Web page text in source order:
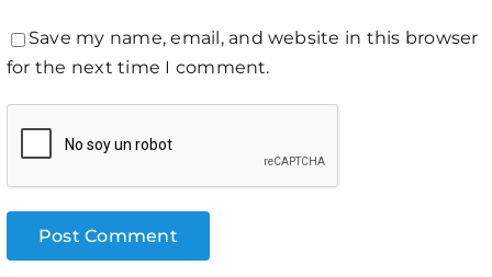
Save my name, email, and website in this browser
for the next time I comment.